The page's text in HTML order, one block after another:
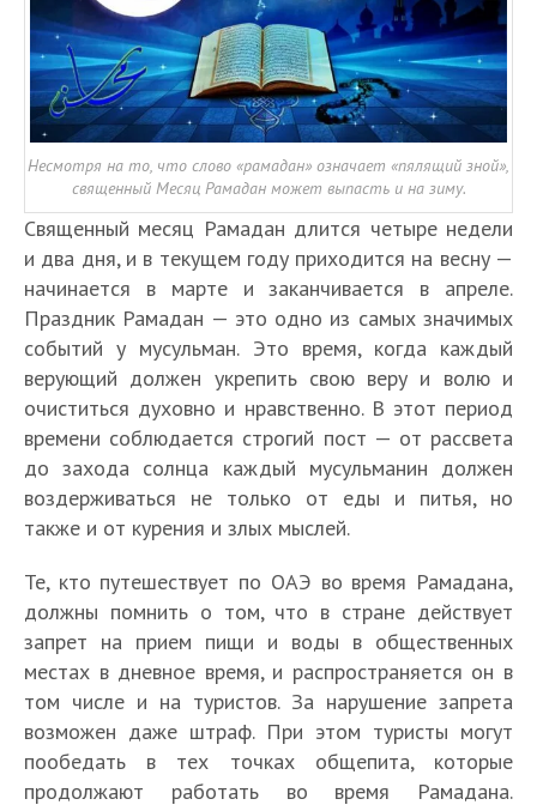
Несмотря на то, что слово «рамадан» означает «пялящий зной»,
священный Месяц Рамадан может выпасть и на зиму.
Священный месяц Рамадан длится четыре недели
и два дня, и в текущем году приходится на весну —
начинается в марте и заканчивается в апреле.
Праздник Рамадан — это одно из самых значимых
событий у мусульман. Это время, когда каждый
верующий должен укрепить свою веру и волю и
очиститься духовно и нравственно. В этот период
времени соблюдается строгий пост — от рассвета
до захода солнца каждый мусульманин должен
воздерживаться не только от еды и питья, но
также и от курения и злых мыслей.
Те, кто путешествует по ОАЭ во время Рамадана,
должны помнить о том, что в стране действует
запрет на прием пищи и воды в общественных
местах в дневное время, и распространяется он в
том числе и на туристов. За нарушение запрета
возможен даже штраф. При этом туристы могут
пообедать в тех точках общепита, которые
продолжают работать во время Рамадана.